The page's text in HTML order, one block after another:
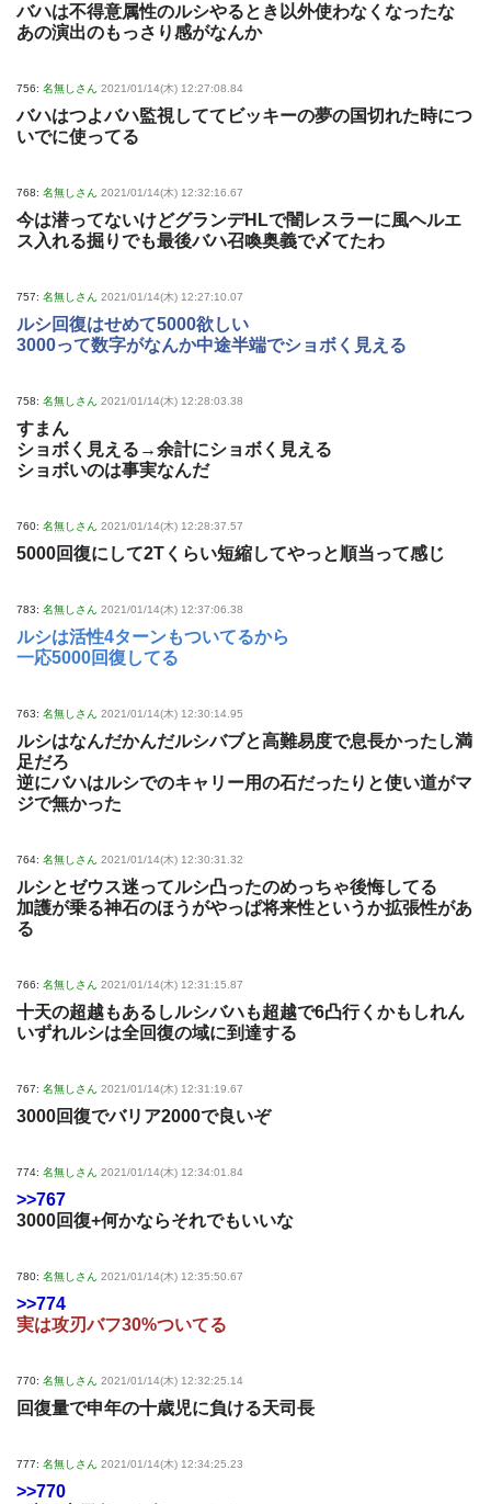
バハは不得意属性のルシやるとき以外使わなくなったな
あの演出のもっさり感がなんか
756: 名無しさん 2021/01/14(木) 12:27:08.84
バハはつよバハ監視しててビッキーの夢の国切れた時につ
いでに使ってる
768: 名無しさん 2021/01/14(木) 12:32:16.67
今は潜ってないけどグランデHLで闇レスラーに風ヘルエ
ス入れる掘りでも最後バハ召喚奥義で〆てたわ
757: 名無しさん 2021/01/14(木) 12:27:10.07
ルシ回復はせめて5000欲しい
3000って数字がなんか中途半端でショボく見える
758: 名無しさん 2021/01/14(木) 12:28:03.38
すまん
ショボく見える→余計にショボく見える
ショボいのは事実なんだ
760: 名無しさん 2021/01/14(木) 12:28:37.57
5000回復にして2Tくらい短縮してやっと順当って感じ
783: 名無しさん 2021/01/14(木) 12:37:06.38
ルシは活性4ターンもついてるから
一応5000回復してる
763: 名無しさん 2021/01/14(木) 12:30:14.95
ルシはなんだかんだルシバブと高難易度で息長かったし満
足だろ
逆にバハはルシでのキャリー用の石だったりと使い道がマ
ジで無かった
764: 名無しさん 2021/01/14(木) 12:30:31.32
ルシとゼウス迷ってルシ凸ったのめっちゃ後悔してる
加護が乗る神石のほうがやっぱ将来性というか拡張性があ
る
766: 名無しさん 2021/01/14(木) 12:31:15.87
十天の超越もあるしルシバハも超越で6凸行くかもしれん
いずれルシは全回復の域に到達する
767: 名無しさん 2021/01/14(木) 12:31:19.67
3000回復でバリア2000で良いぞ
774: 名無しさん 2021/01/14(木) 12:34:01.84
>>767
3000回復+何かならそれでもいいな
780: 名無しさん 2021/01/14(木) 12:35:50.67
>>774
実は攻刃バフ30%ついてる
770: 名無しさん 2021/01/14(木) 12:32:25.14
回復量で申年の十歳児に負ける天司長
777: 名無しさん 2021/01/14(木) 12:34:25.23
>>770